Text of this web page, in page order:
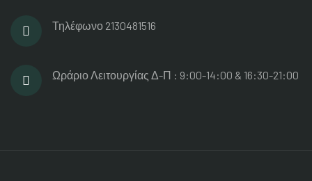
Τηλέφωνο 2130481516
Ωράριο Λειτουργίας Δ-Π : 9:00-14:00 & 16:30-21:00